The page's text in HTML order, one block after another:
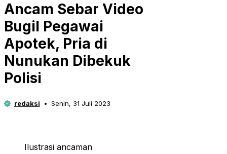
Ancam Sebar Video
Bugil Pegawai
Apotek, Pria di
Nunukan Dibekuk
Polisi
redaksi Senin, 31 Juli 2023
Ilustrasi ancaman